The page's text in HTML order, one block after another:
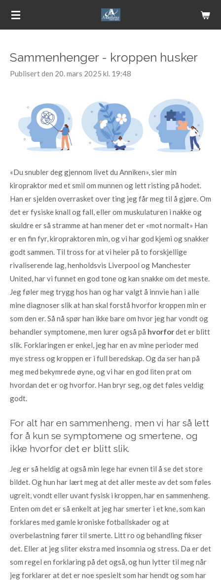
Gå
Sammenhenger - kroppen husker
Publisert den 20. mars 2025 kl. 19:48
«Du snubler deg gjennom livet du Anniken», sier min
kiropraktor med et smil om munnen og lett risting på hodet.
Han er sjelden overrasket over ting jeg får meg til å gjøre. Om
det er fysiske knall og fall, eller om muskulaturen i nakke og
skuldre er så stramme at han mener det er «mot normalt» Han
er en fin fyr, kiropraktoren min, og vi har god kjemi og snakker
godt sammen. Til tross for at vi heier på to forskjellige
rivaliserende lag, henholdsvis Liverpool og Manchester
United, har vi funnet en god tone og kan snakke om det meste.
Jeg føler meg trygg hos han og har valgt å innvie han i alle
mine diagnoser slik at han skal forstå hvorfor kroppen min er
som den er. Så nå spør han ikke bare om hvor jeg har vondt og
behandler symptomene, men lurer også på hvorfordet er blitt
slik. Forklaringen er enkel, jeg har en av mine perioder med
mye stress og kroppen er i full beredskap. Og da ser han på
meg med bekymrede øyne, og vi har en god liten prat om
hvordan det er og hvorfor. Han bryr seg, og det føles veldig
godt.
For alt har en sammenheng, men vi har så lett
for å kun se symptomene og smertene, og
ikke hvorfor det er blitt slik.
Jeg er så heldig at også min lege har evnen til å se det store
bildet. Og hun har lært meg at det aller meste av det som føles
ugreit, vondt eller uvant fysisk i kroppen, har en sammenheng.
Enten om det er så enkelt at jeg har smerter i et kne, som kan
forklares med gamle kroniske fotballskader og at
overbelastning fører til smerte. Litt ro og behandling fikser
det. Eller at jeg sliter ekstra med insomnia og stress. Da er det
som regel en forklaring på det også, og hun lytter til meg når
jeg forklarer at det er noe spesielt som har hendt og som har